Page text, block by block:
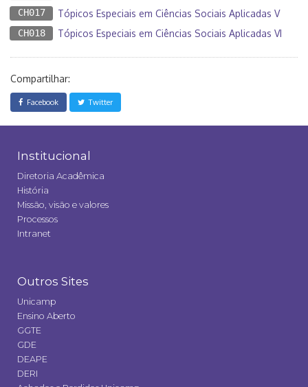
CH017 Tópicos Especiais em Ciências Sociais Aplicadas V
CH018 Tópicos Especiais em Ciências Sociais Aplicadas VI
Compartilhar:
Facebook Twitter
Institucional
Diretoria Acadêmica
História
Missão, visão e valores
Processos
Intranet
Outros Sites
Unicamp
Ensino Aberto
GGTE
GDE
DEAPE
DERI